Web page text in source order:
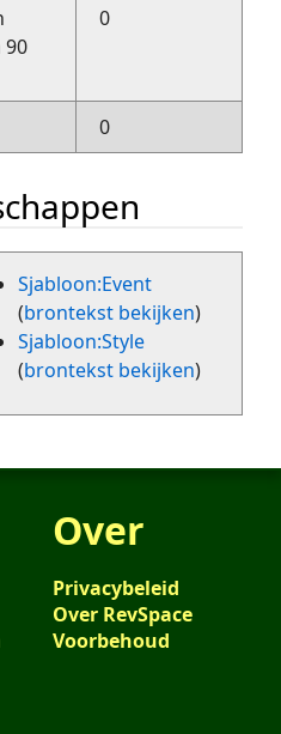
90
0
0
Sjabloon:Event
(brontekst bekijken)
Sjabloon:Style
(brontekst bekijken)
Over
Privacybeleid
Over RevSpace
Voorbehoud